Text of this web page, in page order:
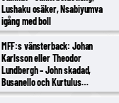
Lushaku osäker, Nsabiyumva
igång med boll
MFF:s vänsterback: Johan
Karlsson eller Theodor
Lundbergh – John skadad,
Busanello och Kurtulus
avstängda; Malte Frejd Pålsson in